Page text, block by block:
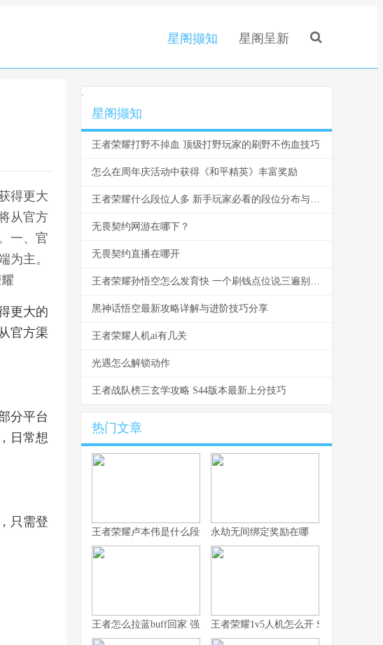
星阁撷知 星阁呈新
得更大
从官方
一、官
为主。
更大的
官方渠
分平台
日常想
只需登
.
星阁撷知
王者荣耀打野不掉血 顶级打野玩家的刷野不伤血技巧
怎么在周年庆活动中获得《和平精英》丰富奖励
王者荣耀什么段位人多 新手玩家必看的段位分布与爬坑指南
无畏契约网游在哪下？
无畏契约直播在哪开
王者荣耀孙悟空怎么发育快 一个刷钱点位说三遍别再浪了
黑神话悟空最新攻略详解与进阶技巧分享
王者荣耀人机ai有几关
光遇怎么解锁动作
王者战队榜三玄学攻略 S44版本最新上分技巧
热门文章
王者荣耀卢本伟是什么段位 从数据看卢本伟的实战定位与上限
永劫无间绑定奖励在哪
王者怎么拉蓝buff回家 强度排行与拉野技巧全解析
王者荣耀1v5人机怎么开 S44赛季入口